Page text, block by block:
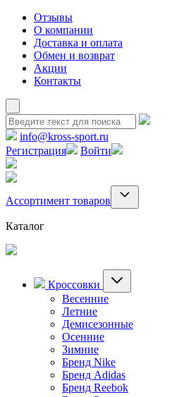
Отзывы
О компании
Доставка и оплата
Обмен и возврат
Акции
Контакты
info@kross-sport.ru
Регистрация
Войти
Ассортимент товаров
Каталог
Кроссовки
Весенние
Летние
Демисезонные
Осенние
Зимние
Бренд Nike
Бренд Adidas
Бренд Reebok